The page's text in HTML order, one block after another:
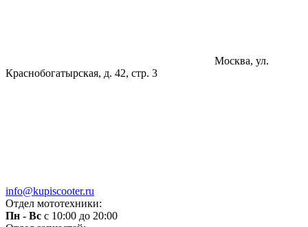
Москва, ул.
Краснобогатырская, д. 42, стр. 3
info@kupiscooter.ru
Отдел мототехники:
Пн - Вс с 10:00 до 20:00